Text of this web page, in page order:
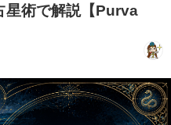
星術で解説【Purva